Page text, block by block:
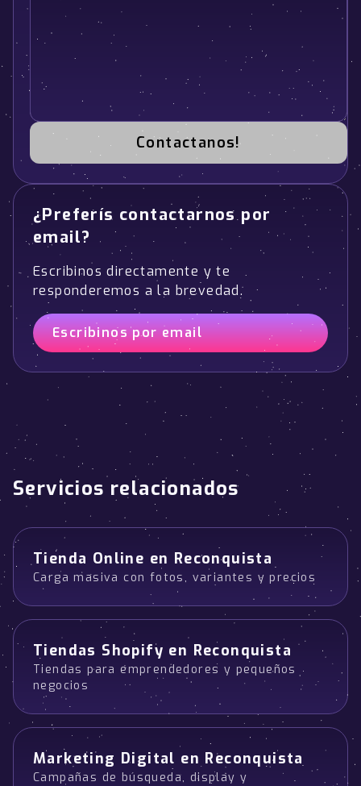
Contactanos!
¿Preferís contactarnos por
email?
Escribinos directamente y te
responderemos a la brevedad.
Escribinos por email
Servicios relacionados
Tienda Online en Reconquista
Carga masiva con fotos, variantes y precios
Tiendas Shopify en Reconquista
Tiendas para emprendedores y pequeños
negocios
Marketing Digital en Reconquista
Campañas de búsqueda, display y